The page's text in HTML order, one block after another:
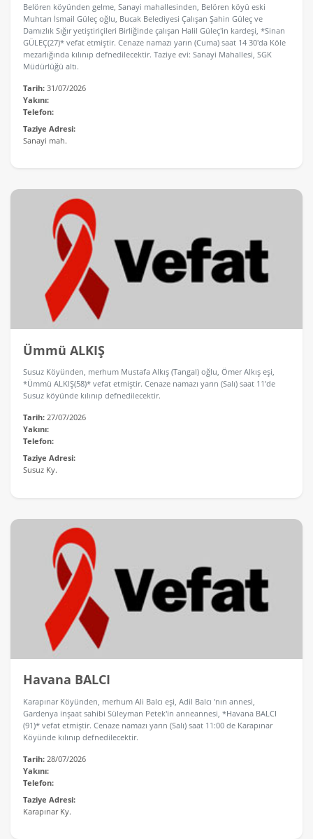
Belören köyünden gelme, Sanayi mahallesinden, Belören köyü eski
Muhtarı İsmail Güleç oğlu, Bucak Belediyesi Çalışan Şahin Güleç ve
Damızlık Sığır yetiştiriçileri Birliğinde çalışan Halil Güleç'in kardeşi, *Sinan
GÜLEÇ(27)* vefat etmiştir. Cenaze namazı yarın (Cuma) saat 14 30'da Köle
mezarlığında kılınıp defnedilecektir. Taziye evi: Sanayi Mahallesi, SGK
Müdürlüğü altı.
Tarih:31/07/2026
Yakını:
Telefon:
Taziye Adresi:
Sanayi mah.
Ümmü ALKIŞ
Susuz Köyünden, merhum Mustafa Alkış (Tangal) oğlu, Ömer Alkış eşi,
*Ümmü ALKIŞ(58)* vefat etmiştir. Cenaze namazı yarın (Salı) saat 11'de
Susuz köyünde kılınıp defnedilecektir.
Tarih:27/07/2026
Yakını:
Telefon:
Taziye Adresi:
Susuz Ky.
Havana BALCI
Karapınar Köyünden, merhum Ali Balcı eşi, Adil Balcı 'nın annesi,
Gardenya inşaat sahibi Süleyman Petek'in anneannesi, *Havana BALCI
(91)* vefat etmiştir. Cenaze namazı yarın (Salı) saat 11:00 de Karapınar
Köyünde kılınıp defnedilecektir.
Tarih:28/07/2026
Yakını:
Telefon:
Taziye Adresi:
Karapınar Ky.